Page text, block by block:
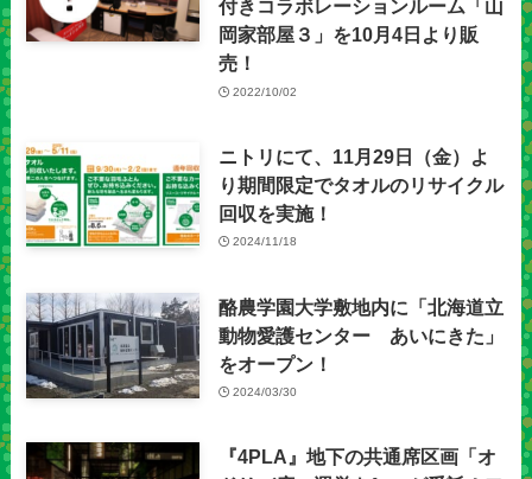
付きコラボレーションルーム「山
岡家部屋３」を10月4日より販
売！
2022/10/02
ニトリにて、11月29日（金）よ
り期間限定でタオルのリサイクル
回収を実施！
2024/11/18
酪農学園大学敷地内に「北海道立
動物愛護センター あいにきた」
をオープン！
2024/03/30
『4PLA』地下の共通席区画「オ